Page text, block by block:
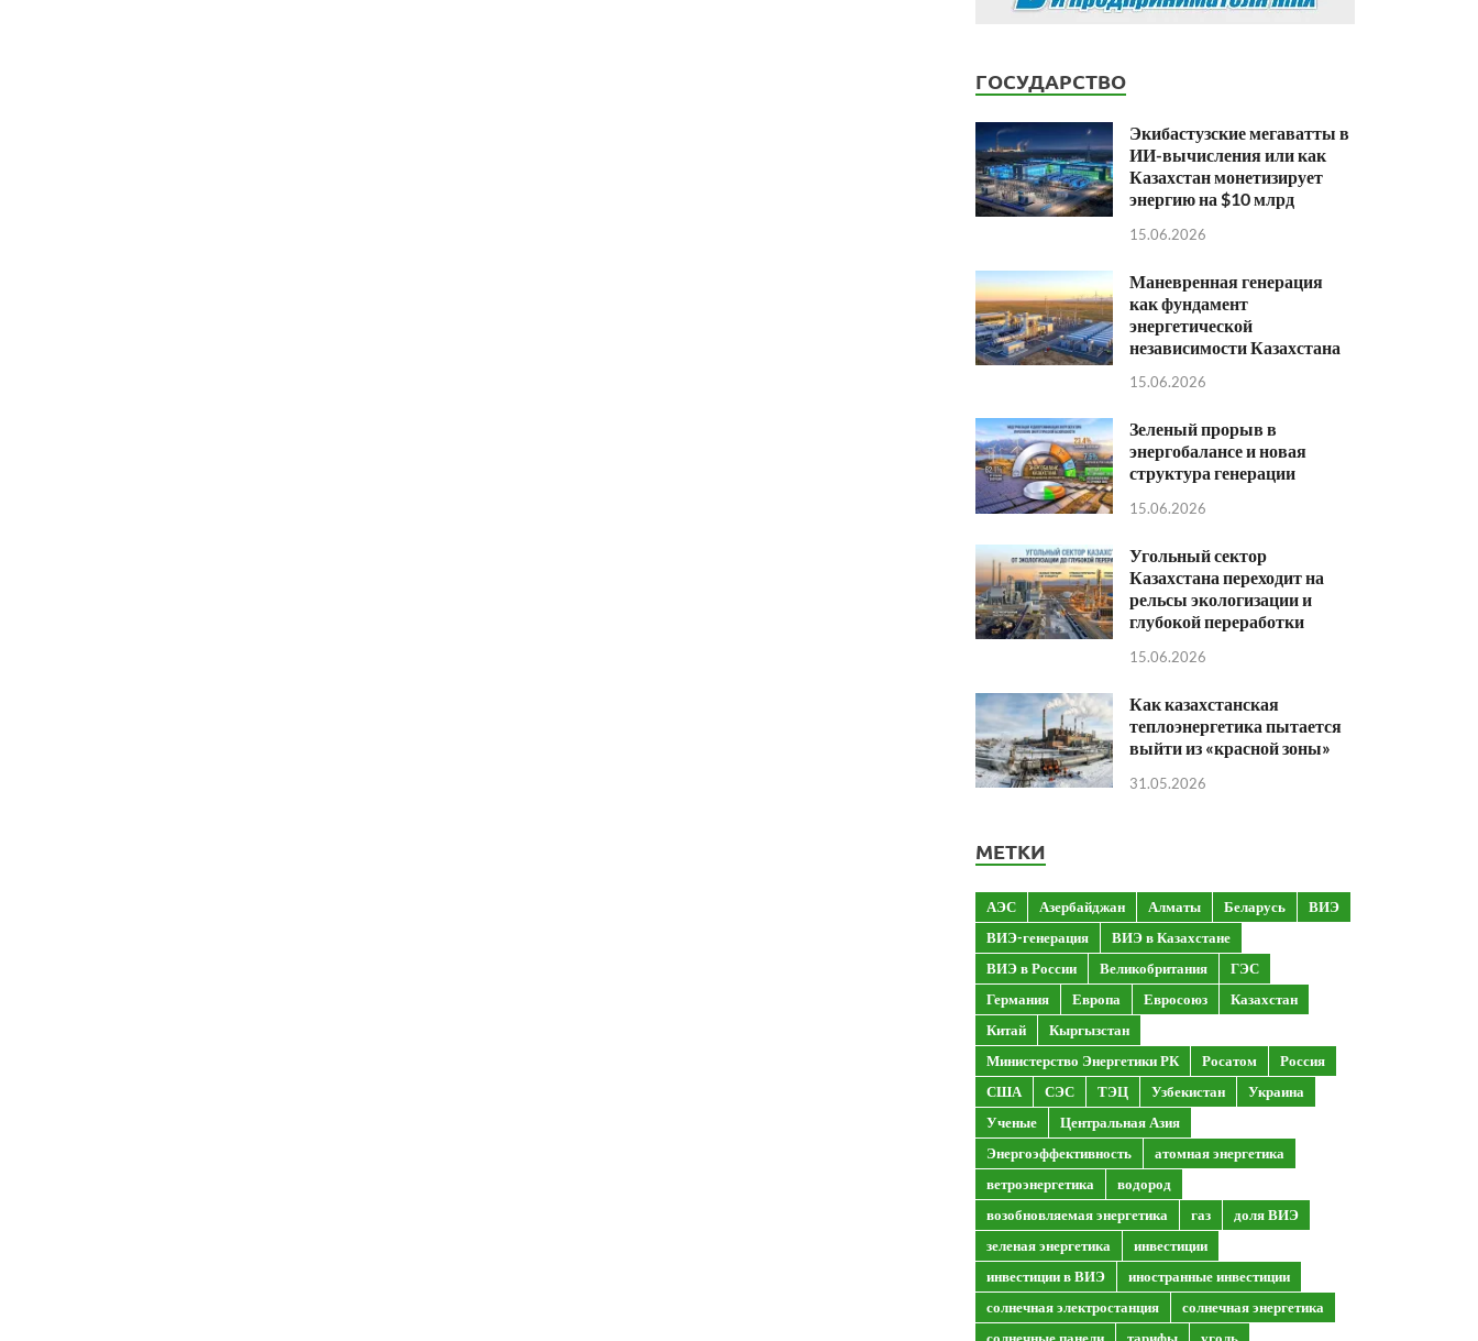
ГОСУДАРСТВО
Экибастузские мегаватты в
ИИ-вычисления или как
Казахстан монетизирует
энергию на $10 млрд
15.06.2026
Маневренная генерация
как фундамент
энергетической
независимости Казахстана
15.06.2026
Зеленый прорыв в
энергобалансе и новая
структура генерации
15.06.2026
Угольный сектор
Казахстана переходит на
рельсы экологизации и
глубокой переработки
15.06.2026
Как казахстанская
теплоэнергетика пытается
выйти из «красной зоны»
31.05.2026
МЕТКИ
АЭС Азербайджан Алматы Беларусь
ВИЭ
ВИЭ-генерация
ВИЭ в Казахстане
ВИЭ в России
Великобритания
ГЭС
Германия
Европа Евросоюз
Казахстан
Китай
Кыргызстан
Министерство Энергетики РК
Росатом
Россия
США
СЭС ТЭЦ Узбекистан
Украина
Ученые
Центральная Азия
Энергоэффективность
атомная энергетика
ветроэнергетика
водород
возобновляемая энергетика
газ
доля ВИЭ
зеленая энергетика
инвестиции
инвестиции в ВИЭ
иностранные инвестиции
солнечная электростанция
солнечная энергетика
солнечные панели
тарифы уголь